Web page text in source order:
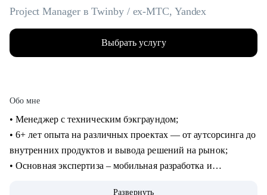
Project Manager в Twinby / ex-MTC, Yandex
Выбрать услугу
Обо мне
• Менеджер с техническим бэкграундом;
• 6+ лет опыта на различных проектах — от аутсорсинга до
внутренних продуктов и вывода решений на рынок;
• Основная экспертиза – мобильная разработка и
Развернуть